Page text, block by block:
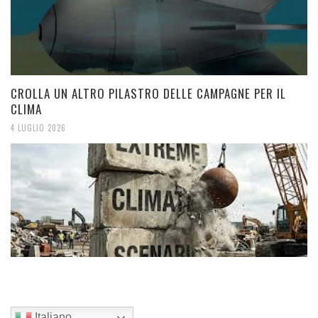
CROLLA UN ALTRO PILASTRO DELLE CAMPAGNE PER IL
CLIMA
4 LUGLIO 2026